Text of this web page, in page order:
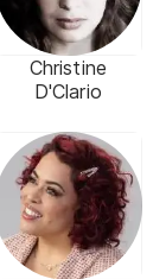
Christine
D'Clario